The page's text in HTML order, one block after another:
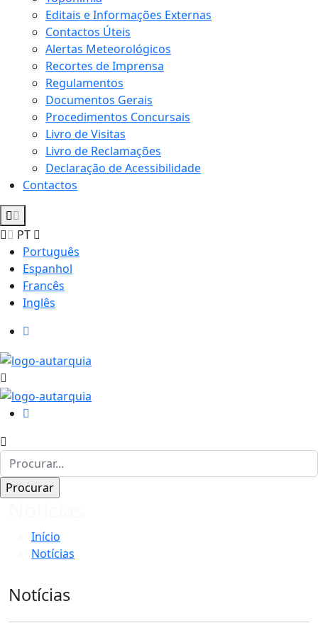
Editais e Informações Externas
Contactos Úteis
Alertas Meteorológicos
Recortes de Imprensa
Regulamentos
Documentos Gerais
Procedimentos Concursais
Livro de Visitas
Livro de Reclamações
Declaração de Acessibilidade
Contactos
PT
Português
Espanhol
Francês
Inglês
Início
Notícias
Notícias